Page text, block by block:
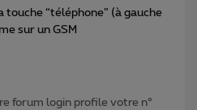
“téléphone” (à gauche
sur un GSM
forum login profile votre n°